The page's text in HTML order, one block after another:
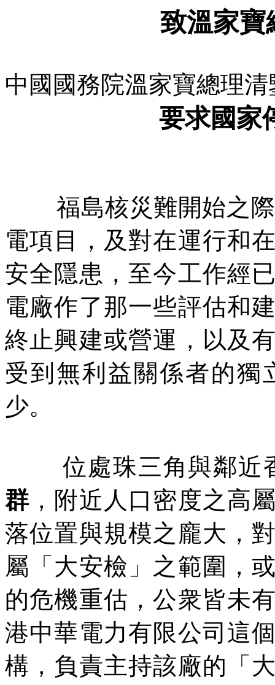
致溫家寶
中國國務院溫家寶總理清
要求國家
福島核災難開始之
電項目，及對在運行和
安全隱患，至今工作經
電廠作了那一些評估和
終止興建或營運，以及
受到無利益關係者的獨
少。
位處珠三角與鄰近
群 ，附近人口密度之高
落位置與規模之龐大，
屬「大安檢」之範圍，
的危機重估，公衆皆未
港中華電力有限公司這
構，負責主持該廠的「